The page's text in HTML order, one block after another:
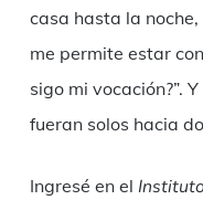
casa hasta la
me permite estar
sigo mi vocación?”.
fueran solos hacia
Ingresé en el